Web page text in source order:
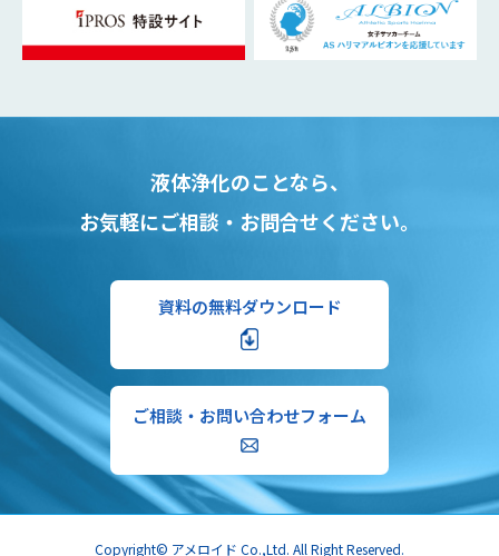
液体浄化のことなら、
お気軽にご相談・お問合せください。
資料の無料ダウンロード
ご相談・お問い合わせフォーム
Copyright© アメロイド Co.,Ltd. All Right Reserved.